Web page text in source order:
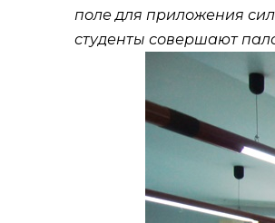
поле для приложения
студенты совершают